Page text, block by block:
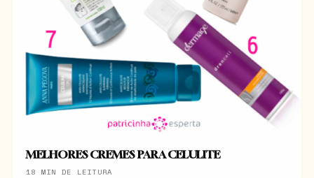
MELHORES CREMES PARA CELULITE
18 MIN DE LEITURA